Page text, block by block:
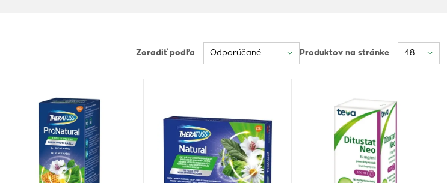
Zoradiť podľa Produktov na stránke